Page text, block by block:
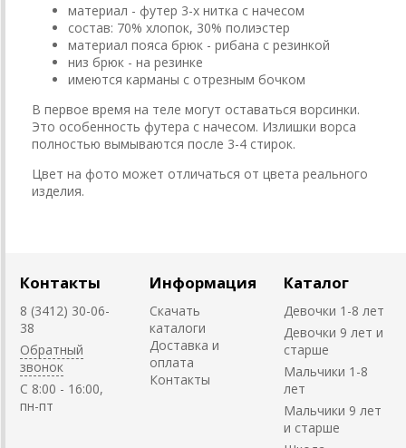
материал - футер 3-х нитка с начесом
состав: 70% хлопок, 30% полиэстер
материал пояса брюк - рибана с резинкой
низ брюк - на резинке
имеются карманы с отрезным бочком
В первое время на теле могут оставаться ворсинки.
Это особенность футера с начесом. Излишки ворса
полностью вымываются после 3-4 стирок.
Цвет на фото может отличаться от цвета реального
изделия.
Контакты
8 (3412) 30-06-
38
Обратный
звонок
C 8:00 - 16:00,
пн-пт
Информация
Скачать
каталоги
Доставка и
оплата
Контакты
Каталог
Девочки 1-8 лет
Девочки 9 лет и
старше
Мальчики 1-8
лет
Мальчики 9 лет
и старше